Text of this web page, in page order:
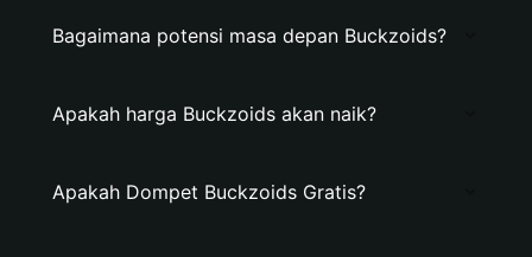
Bagaimana potensi masa depan Buckzoids?
Apakah harga Buckzoids akan naik?
Apakah Dompet Buckzoids Gratis?